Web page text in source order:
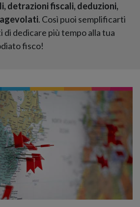
detrazioni fiscali, deduzioni,
agevolati. Così puoi semplificarti
dedicare più tempo alla tua
fisco!